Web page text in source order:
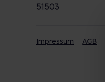
51503
Impressum AGB